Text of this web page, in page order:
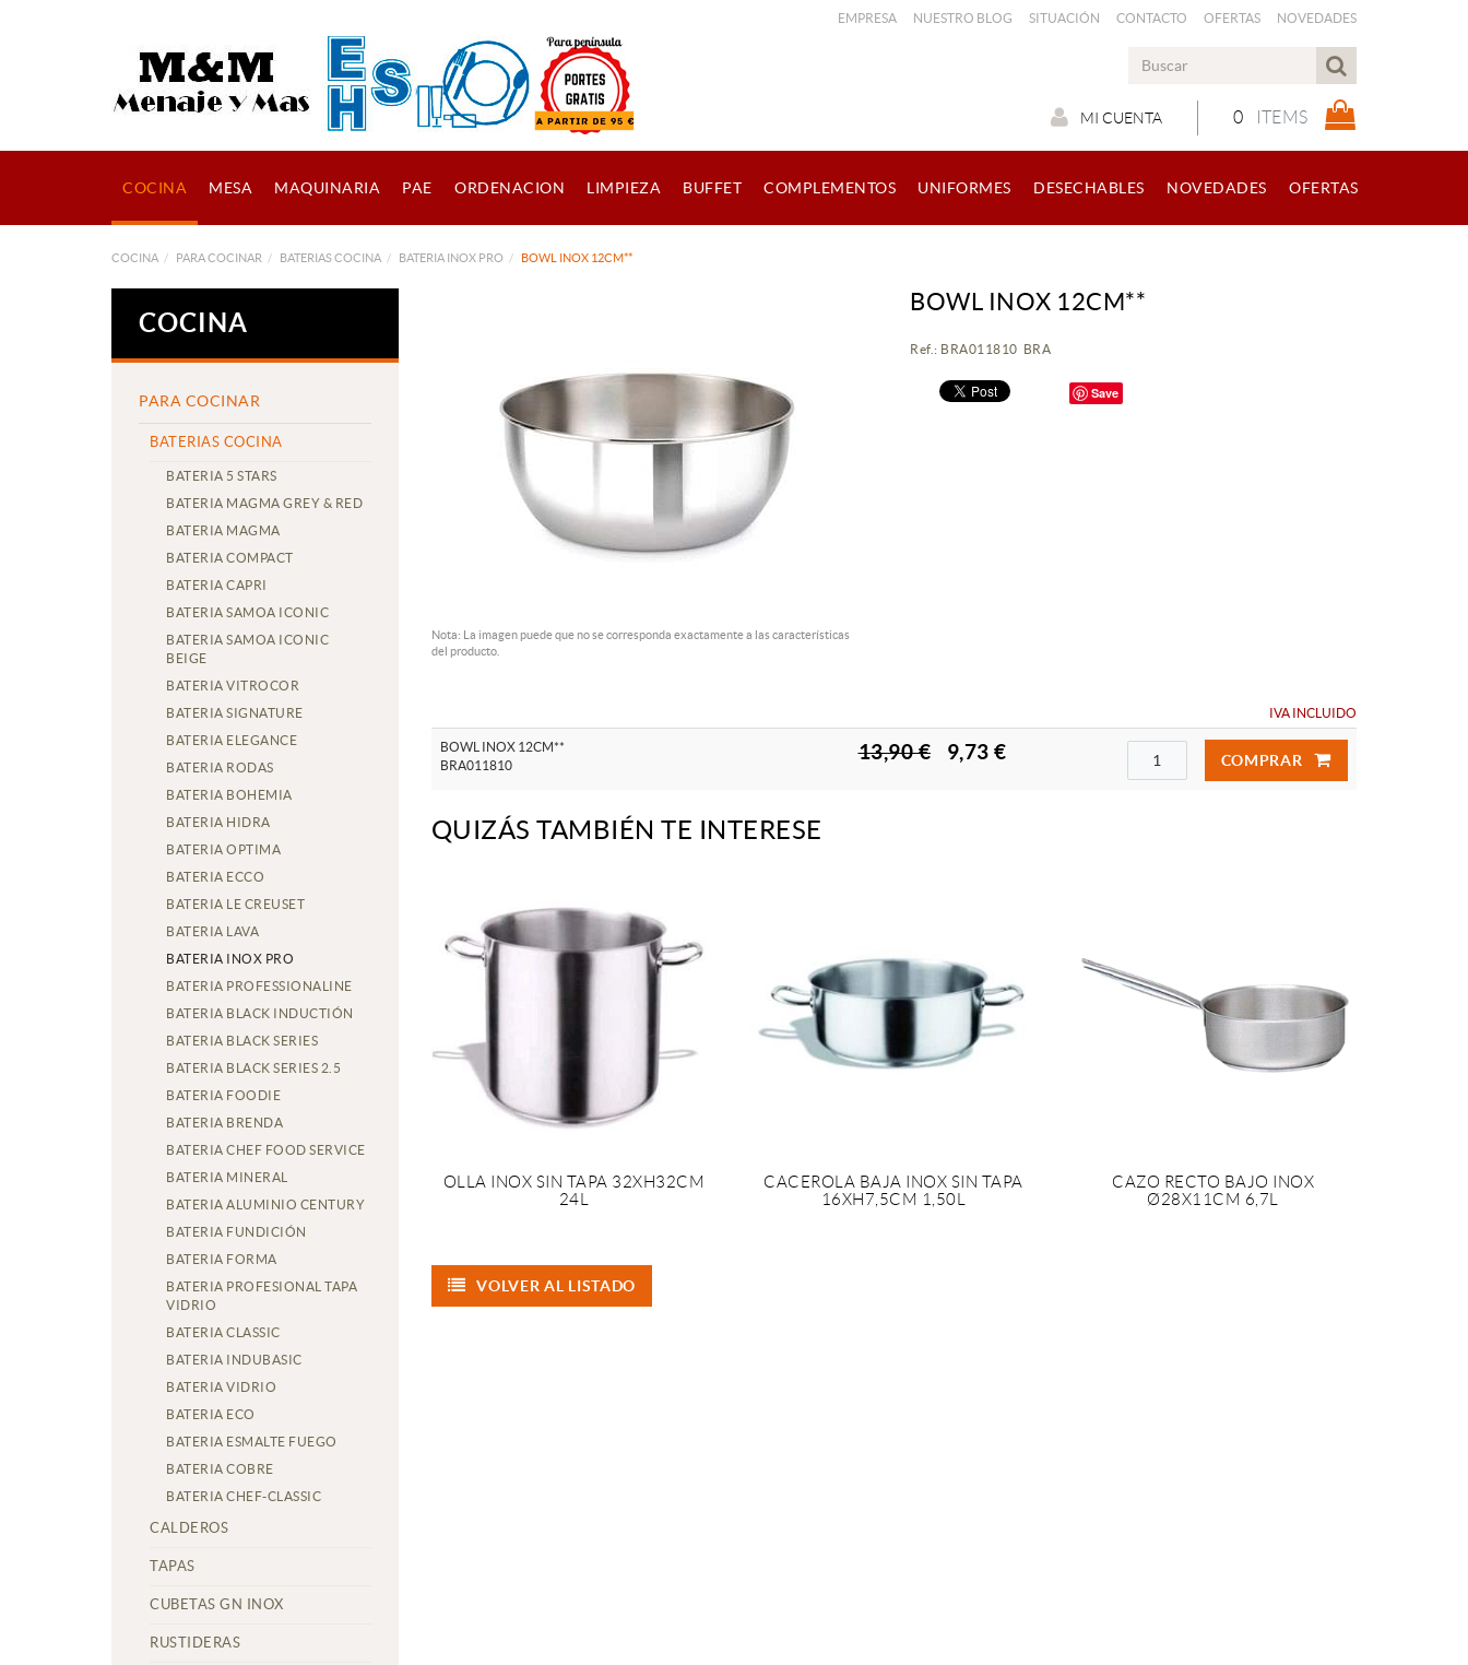
EMPRESA NUESTRO BLOG SITUACIÓN CONTACTO OFERTAS NOVEDADES
0 ITEMS
MI CUENTA
COCINA MESA MAQUINARIA PAE ORDENACION LIMPIEZA BUFFET COMPLEMENTOS UNIFORMES DESECHABLES NOVEDADES OFERTAS
COCINA PARA COCINAR BATERIAS COCINA BATERIA INOX PRO BOWL INOX 12CM**
COCINA
PARA COCINAR
BATERIAS COCINA
BATERIA 5 STARS
BATERIA MAGMA GREY & RED
BATERIA MAGMA
BATERIA COMPACT
BATERIA CAPRI
BATERIA SAMOA ICONIC
BATERIA SAMOA ICONIC
BEIGE
BATERIA VITROCOR
BATERIA SIGNATURE
BATERIA ELEGANCE
BATERIA RODAS
BATERIA BOHEMIA
BATERIA HIDRA
BATERIA OPTIMA
BATERIA ECCO
BATERIA LE CREUSET
BATERIA LAVA
BATERIA INOX PRO
BATERIA PROFESSIONALINE
BATERIA BLACK INDUCTIÓN
BATERIA BLACK SERIES
BATERIA BLACK SERIES 2.5
BATERIA FOODIE
BATERIA BRENDA
BATERIA CHEF FOOD SERVICE
BATERIA MINERAL
BATERIA ALUMINIO CENTURY
BATERIA FUNDICIÓN
BATERIA FORMA
BATERIA PROFESIONAL TAPA
VIDRIO
BATERIA CLASSIC
BATERIA INDUBASIC
BATERIA VIDRIO
BATERIA ECO
BATERIA ESMALTE FUEGO
BATERIA COBRE
BATERIA CHEF-CLASSIC
CALDEROS
TAPAS
CUBETAS GN INOX
RUSTIDERAS
Nota: La imagen puede que no se corresponda exactamente a las características
del producto.
BOWL INOX 12CM**
Ref.: BRA011810 BRA
Save
IVA INCLUIDO
BOWL INOX 12CM**
BRA011810
13,90 € 9,73 € COMPRAR
QUIZÁS TAMBIÉN TE INTERESE
OLLA INOX SIN TAPA 32XH32CM
24L
CACEROLA BAJA INOX SIN TAPA
16XH7,5CM 1,50L
CAZO RECTO BAJO INOX
Ø28X11CM 6,7L
VOLVER AL LISTADO